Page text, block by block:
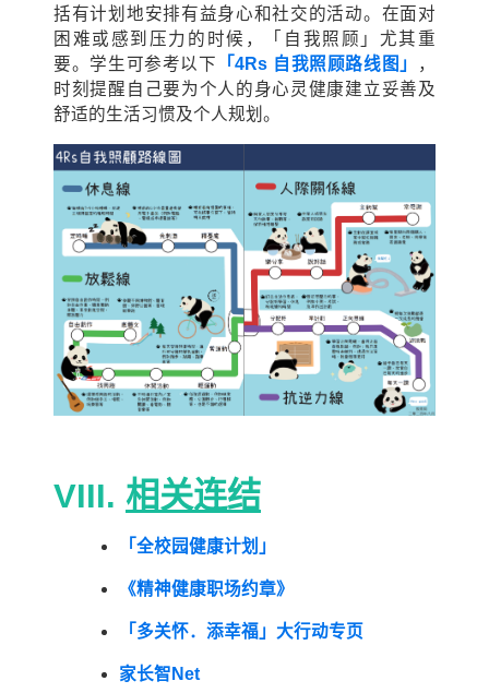
括有计划地安排有益身心和社交的活动。在面对
困难或感到压力的时候，「自我照顾」尤其重
要。学生可参考以下 「4Rs 自我照顾路线图」
，
时刻提醒自己要为个人的身心灵健康建立妥善及
舒适的生活习惯及个人规划。
VIII. 相关连结
「全校园健康计划」
《精神健康职场约章》
「多关怀．添幸福」大行动专页
家长智Net